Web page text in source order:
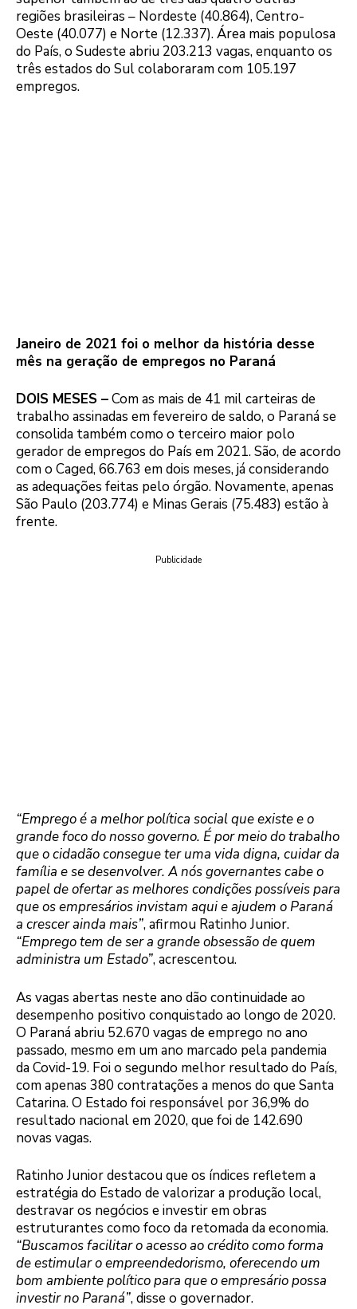
regiões brasileiras – Nordeste (40.864), Centro-
Oeste (40.077) e Norte (12.337). Área mais populosa
do País, o Sudeste abriu 203.213 vagas, enquanto os
três estados do Sul colaboraram com 105.197
empregos.
Janeiro de 2021 foi o melhor da história desse
mês na geração de empregos no Paraná
DOIS MESES –Com as mais de 41 mil carteiras de
trabalho assinadas em fevereiro de saldo, o Paraná se
consolida também como o terceiro maior polo
gerador de empregos do País em 2021. São, de acordo
com o Caged, 66.763 em dois meses, já considerando
as adequações feitas pelo órgão. Novamente, apenas
São Paulo (203.774) e Minas Gerais (75.483) estão à
frente.
Publicidade
“Emprego é a melhor política social que existe e o
grande foco do nosso governo. É por meio do trabalho
que o cidadão consegue ter uma vida digna, cuidar da
família e se desenvolver. A nós governantes cabe o
papel de ofertar as melhores condições possíveis para
que os empresários invistam aqui e ajudem o Paraná
a crescer ainda mais”, afirmou Ratinho Junior.
“Emprego tem de ser a grande obsessão de quem
administra um Estado”, acrescentou.
As vagas abertas neste ano dão continuidade ao
desempenho positivo conquistado ao longo de 2020.
O Paraná abriu 52.670 vagas de emprego no ano
passado, mesmo em um ano marcado pela pandemia
da Covid-19. Foi o segundo melhor resultado do País,
com apenas 380 contratações a menos do que Santa
Catarina. O Estado foi responsável por 36,9% do
resultado nacional em 2020, que foi de 142.690
novas vagas.
Ratinho Junior destacou que os índices refletem a
estratégia do Estado de valorizar a produção local,
destravar os negócios e investir em obras
estruturantes como foco da retomada da economia.
“Buscamos facilitar o acesso ao crédito como forma
de estimular o empreendedorismo, oferecendo um
bom ambiente político para que o empresário possa
investir no Paraná”, disse o governador.